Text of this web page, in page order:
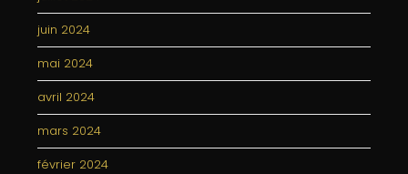
juin 2024
mai 2024
avril 2024
mars 2024
février 2024